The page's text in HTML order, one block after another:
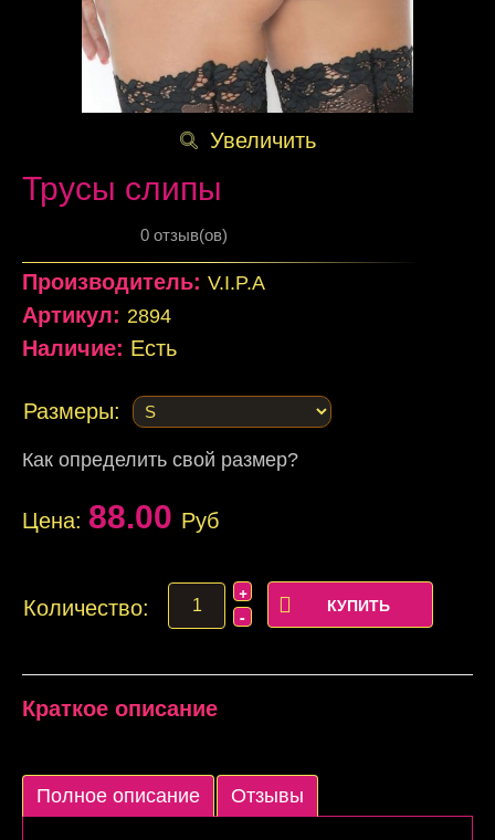
Увеличить
Трусы слипы
0 отзыв(ов)
Производитель: V.I.P.A
Артикул: 2894
Наличие: Есть
Размеры:
Как определить свой размер?
Цена: 88.00 Руб
Количество:
Краткое описание
Полное описание Отзывы